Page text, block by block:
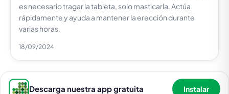
es necesario tragar la tableta, solo masticarla. Actúa
rápidamente y ayuda a mantener la erección durante
varias horas.
18/09/2024
Descarga nuestra app gratuita Instalar